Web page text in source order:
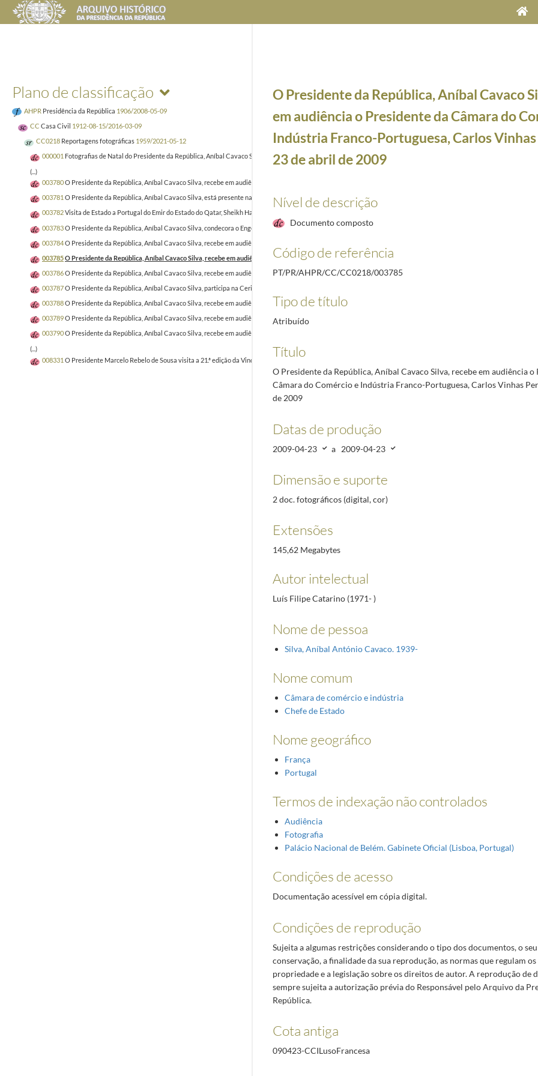
Plano de classificação
AHPR Presidência da República 1906/2008-05-09
CC Casa Civil 1912-08-15/2016-03-09
CC0218 Reportagens fotográficas 1959/2021-05-12
000001 Fotografias de Natal do Presidente da República, Aníbal Cavaco Silva e Maria Cavaco Silva, a 5 de dezembro de 2012
(...)
003780O Presidente da República, Aníbal Cavaco Silva, recebe em audiência uma delegação da União Geral dos Trabalhadores (UGT), a 17 de abril de 2009
003781 O Presidente da República, Aníbal Cavaco Silva, está presente na Sessão de Abertura do 4º Congresso Nacional da Associação Cristã de Empresários e Gestores,
003782Visita de Estado a Portugal do Emir do Estado do Qatar, Sheikh Hamad Bin Khalifa Al Thani, e da Sheikha Mozah Bint Nasser Al Missned, a 20 de abril de 2009
003783O Presidente da República, Aníbal Cavaco Silva, condecora o Engenheiro Jorge Moreira da Silva, no final das suas funções como assessor da Casa Civil, a 20 de abril
003784O Presidente da República, Aníbal Cavaco Silva, recebe em audiência o Presidente em exercício da Assembleia Nacional Popular da Guiné-bissau, Manuel Serifo
003785O Presidente da República, Aníbal Cavaco Silva, recebe em audiência o Presidente da Câmara do Comércio e Indústria Franco-Portuguesa, Carlos Vinhas Pereira, a
003786O Presidente da República, Aníbal Cavaco Silva, recebe em audiência o Francisco Pinto Balsemão, presidente do Grupo Impresa, que se faz acompanhar dos
003787O Presidente da República, Aníbal Cavaco Silva, participa na Cerimónia Comemorativa do XXXV Aniversário do 25 de Abril, proferindo um discurso, na Assembleia da
003788O Presidente da República, Aníbal Cavaco Silva, recebe em audiência uma delegação da Associação Naval de Lisboa, a 27 de abril de 2009
003789O Presidente da República, Aníbal Cavaco Silva, recebe em audiência a Comissão Executiva do Projeto Farol - Thinktank da Delloite, integrado num conjunto de
003790O Presidente da República, Aníbal Cavaco Silva, recebe em audiência o Presidente do Comité para as Comemorações dos 150 anos das relações diplomáticas
(...)
008331 O Presidente Marcelo Rebelo de Sousa visita a 21.ª edição da Vindouro | Wine and History, Festa Pombalina, sendo homenageado como Cidadão Honorário de São
O Presidente da República, Aníbal Cavaco
em audiência o Presidente da Câmara do
Indústria Franco-Portuguesa, Carlos Vinhas
23 de abril de 2009
Nível de descrição
Documento composto
Código de referência
PT/PR/AHPR/CC/CC0218/003785
Tipo de título
Atribuído
Título
O Presidente da República, Aníbal Cavaco Silva, recebe em audiência o
Câmara do Comércio e Indústria Franco-Portuguesa, Carlos Vinhas
de 2009
Datas de produção
2009-04-23 a 2009-04-23
Dimensão e suporte
2 doc. fotográficos (digital, cor)
Extensões
145,62 Megabytes
Autor intelectual
Luís Filipe Catarino (1971- )
Nome de pessoa
Silva, Aníbal António Cavaco. 1939-
Nome comum
Câmara de comércio e indústria
Chefe de Estado
Nome geográfico
França
Portugal
Termos de indexação não controlados
Audiência
Fotografia
Palácio Nacional de Belém. Gabinete Oficial (Lisboa, Portugal)
Condições de acesso
Documentação acessível em cópia digital.
Condições de reprodução
Sujeita a algumas restrições considerando o tipo dos documentos, o
conservação, a finalidade da sua reprodução, as normas que regulam
propriedade e a legislação sobre os direitos de autor. A reprodução de
sempre sujeita a autorização prévia do Responsável pelo Arquivo da
República.
Cota antiga
090423-CCILusoFrancesa